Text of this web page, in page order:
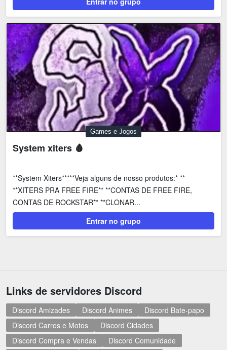
Games e Jogos
System xiters 🩸
**System Xiters*****Veja alguns de nosso produtos:* **
**XITERS PRA FREE FIRE** **CONTAS DE FREE FIRE,
CONTAS DE ROCKSTAR** **CLONAR...
Entrar no grupo
Links de servidores Discord
Discord Amizades Discord Animes
Discord Bate-papo
Discord Carros e Motos
Discord Cidades
Discord Compra e Vendas
Discord Comunidade